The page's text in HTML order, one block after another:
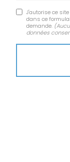
J'autorise ce
dans ce
demande.
données